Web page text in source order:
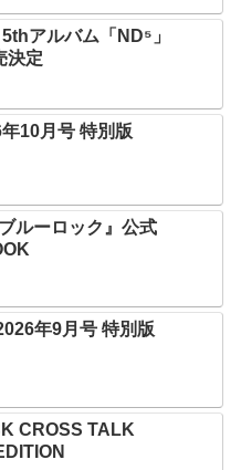
アルバム「ND⁵」
決定
10月号 特別版
ルーロック』公式
年9月号 特別版
CROSS TALK